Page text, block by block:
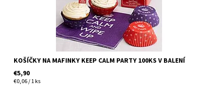
KOŠÍČKY NA MAFINKY KEEP CALM PARTY 100KS V BALENÍ
€5,90
€0,06 / 1 ks